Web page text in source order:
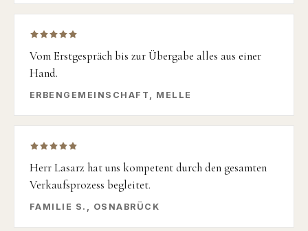
Vom Erstgespräch bis zur Übergabe alles aus einer
Hand.
ERBENGEMEINSCHAFT, MELLE
Herr Lasarz hat uns kompetent durch den gesamten
Verkaufsprozess begleitet.
FAMILIE S., OSNABRÜCK